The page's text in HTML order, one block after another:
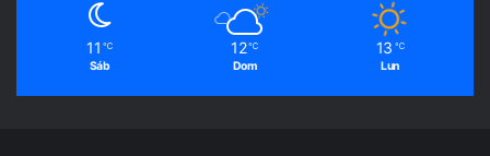
11 ℃
Sáb
12 ℃
Dom
13 ℃
Lun